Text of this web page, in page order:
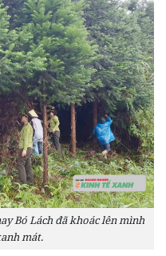
Bó Lách đã khoác lên mình
mát.